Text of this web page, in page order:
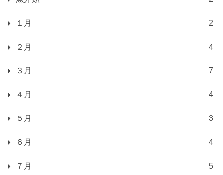
１月 2
２月 4
３月 7
４月 4
５月 3
６月 4
７月 5